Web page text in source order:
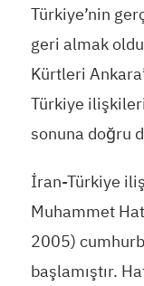
Türkiye’nin
geri almak
Kürtleri
Türkiye
sonuna doğru
İran-Türkiye
Muhammet
2005)
başlamıştır.